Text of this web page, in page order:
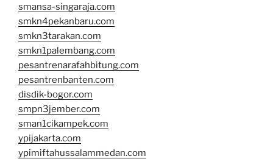
smansa-singaraja.com
smkn4pekanbaru.com
smkn3tarakan.com
smkn1palembang.com
pesantrenarafahbitung.com
pesantrenbanten.com
disdik-bogor.com
smpn3jember.com
sman1cikampek.com
ypijakarta.com
ypimiftahussalammedan.com